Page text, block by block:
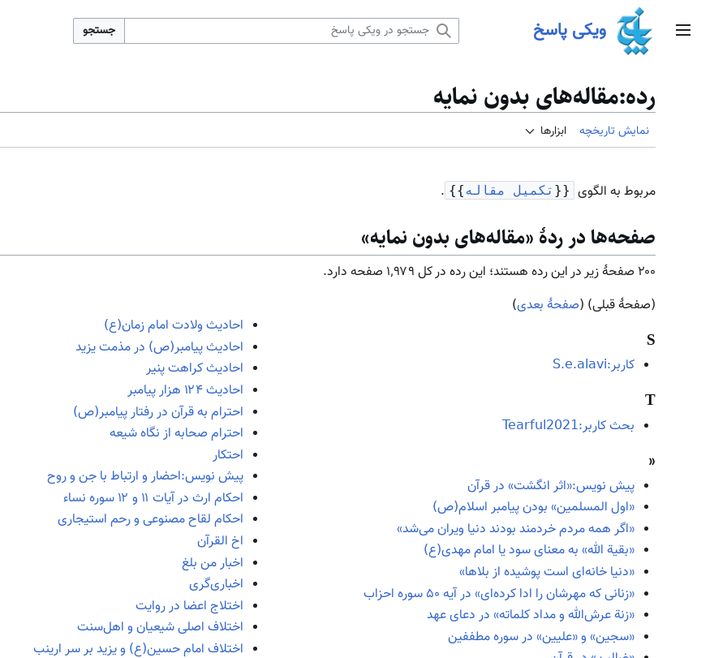
منوی اصلی ویکی پاسخ جستجو
رده:مقاله‌های بدون نمایه
نمایش تاریخچه ابزارها
مربوط به الگوی {{ تکمیل مقاله }}
.
صفحه‌ها در ردهٔ «مقاله‌های بدون نمایه»
۲۰۰ صفحۀ زیر در این رده هستند؛ این رده در کل ۱٬۹۷۹ صفحه دارد.
(صفحهٔ قبلی) (صفحهٔ بعدی)
S
کاربر:S.e.alavi
T
بحث کاربر:Tearful2021
«
پیش نویس:«اثر انگشت» در قرآن
«اول المسلمین» بودن پیامبر اسلام(ص)
«اگر همه مردم خردمند بودند دنیا ویران می‌شد»
«بقیة الله» به معنای سود یا امام مهدی(ع)
«دنیا خانه‌ای است پوشیده از بلاها»
«زنانی که مهرشان را ادا کرده‌ای» در آیه ۵۰ سوره احزاب
«زنة عرش‌الله و مداد کلماته» در دعای عهد
«سجین» و «علیین» در سوره مطففین
احادیث ولادت امام زمان(ع)
احادیث پیامبر(ص) در مذمت یزید
احادیث کراهت پنیر
احادیث ۱۲۴ هزار پیامبر
احترام به قرآن در رفتار پیامبر(ص)
احترام صحابه از نگاه شیعه
احتکار
پیش نویس:احضار و ارتباط با جن و روح
احکام ارث در آیات ۱۱ و ۱۲ سوره نساء
احکام لقاح مصنوعی و رحم استیجاری
اخ القرآن
اخبار من بلغ
اخباری‌گری
اختلاج اعضا در روایت
اختلاف اصلی شیعیان و اهل‌سنت
اختلاف امام حسین(ع) و یزید بر سر ارینب